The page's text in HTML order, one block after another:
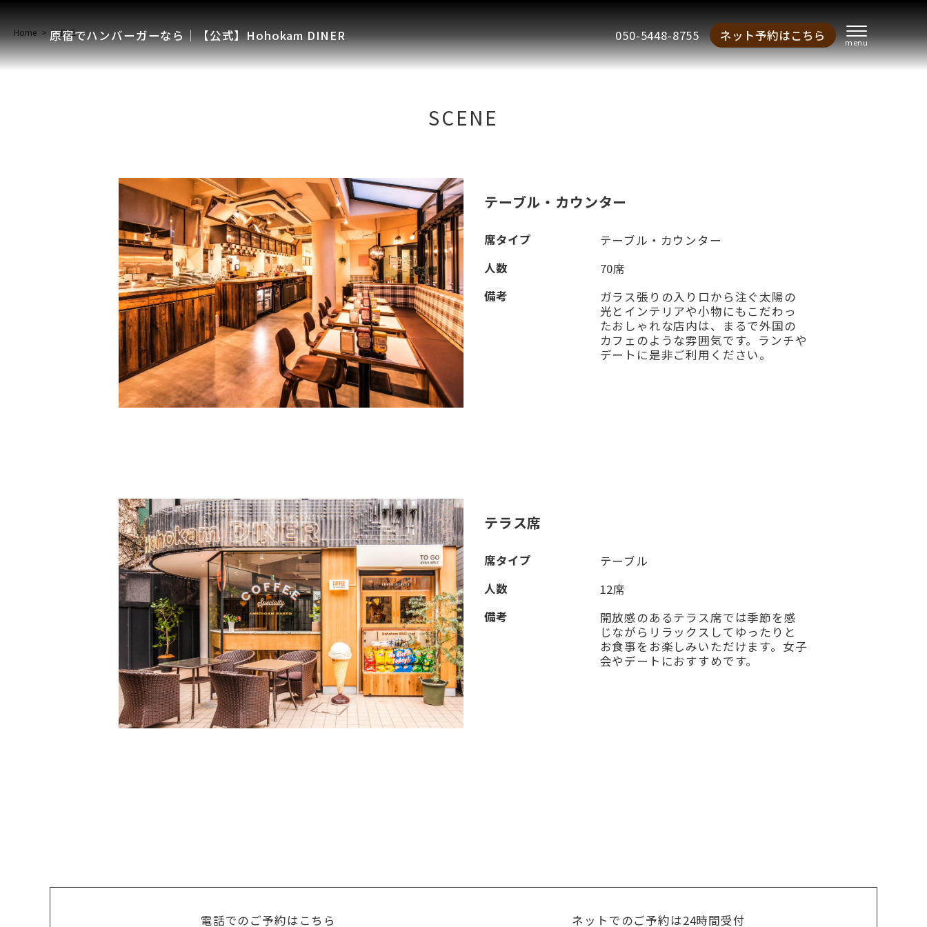
原宿でハンバーガーなら│【公式】Hohokam DINER 050-5448-8755 ネット予約はこちら
Home SCENE
SCENE
テーブル・カウンター
席タイプ
テーブル・カウンター
人数
70席
備考
ガラス張りの入り口から注ぐ太陽の
光とインテリアや小物にもこだわっ
たおしゃれな店内は、まるで外国の
カフェのような雰囲気です。ランチや
デートに是非ご利用ください。
テラス席
席タイプ
テーブル
人数
12席
備考
開放感のあるテラス席では季節を感
じながらリラックスしてゆったりと
お食事をお楽しみいただけます。女子
会やデートにおすすめです。
電話でのご予約はこちら ネットでのご予約は24時間受付